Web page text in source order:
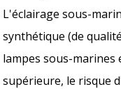
L'éclairage sous-
synthétique (de
lampes sous-marines
supérieure, le risque